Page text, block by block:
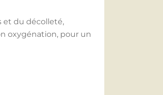
et du décolleté,
oxygénation, pour un